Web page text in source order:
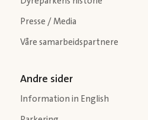
Presse / Media
Våre samarbeidspartnere
Andre sider
Information in English